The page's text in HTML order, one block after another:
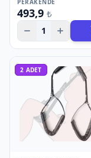
PERAKENDE
493,9 ₺
1
2 ADET